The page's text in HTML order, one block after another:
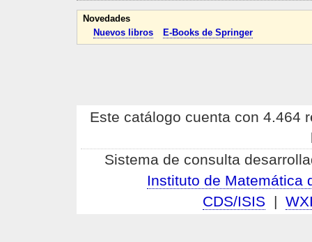
Novedades
Nuevos libros
E-Books de Springer
Este catálogo cuenta con 4.464
Sistema de consulta
Instituto de Matemática
CDS/ISIS |